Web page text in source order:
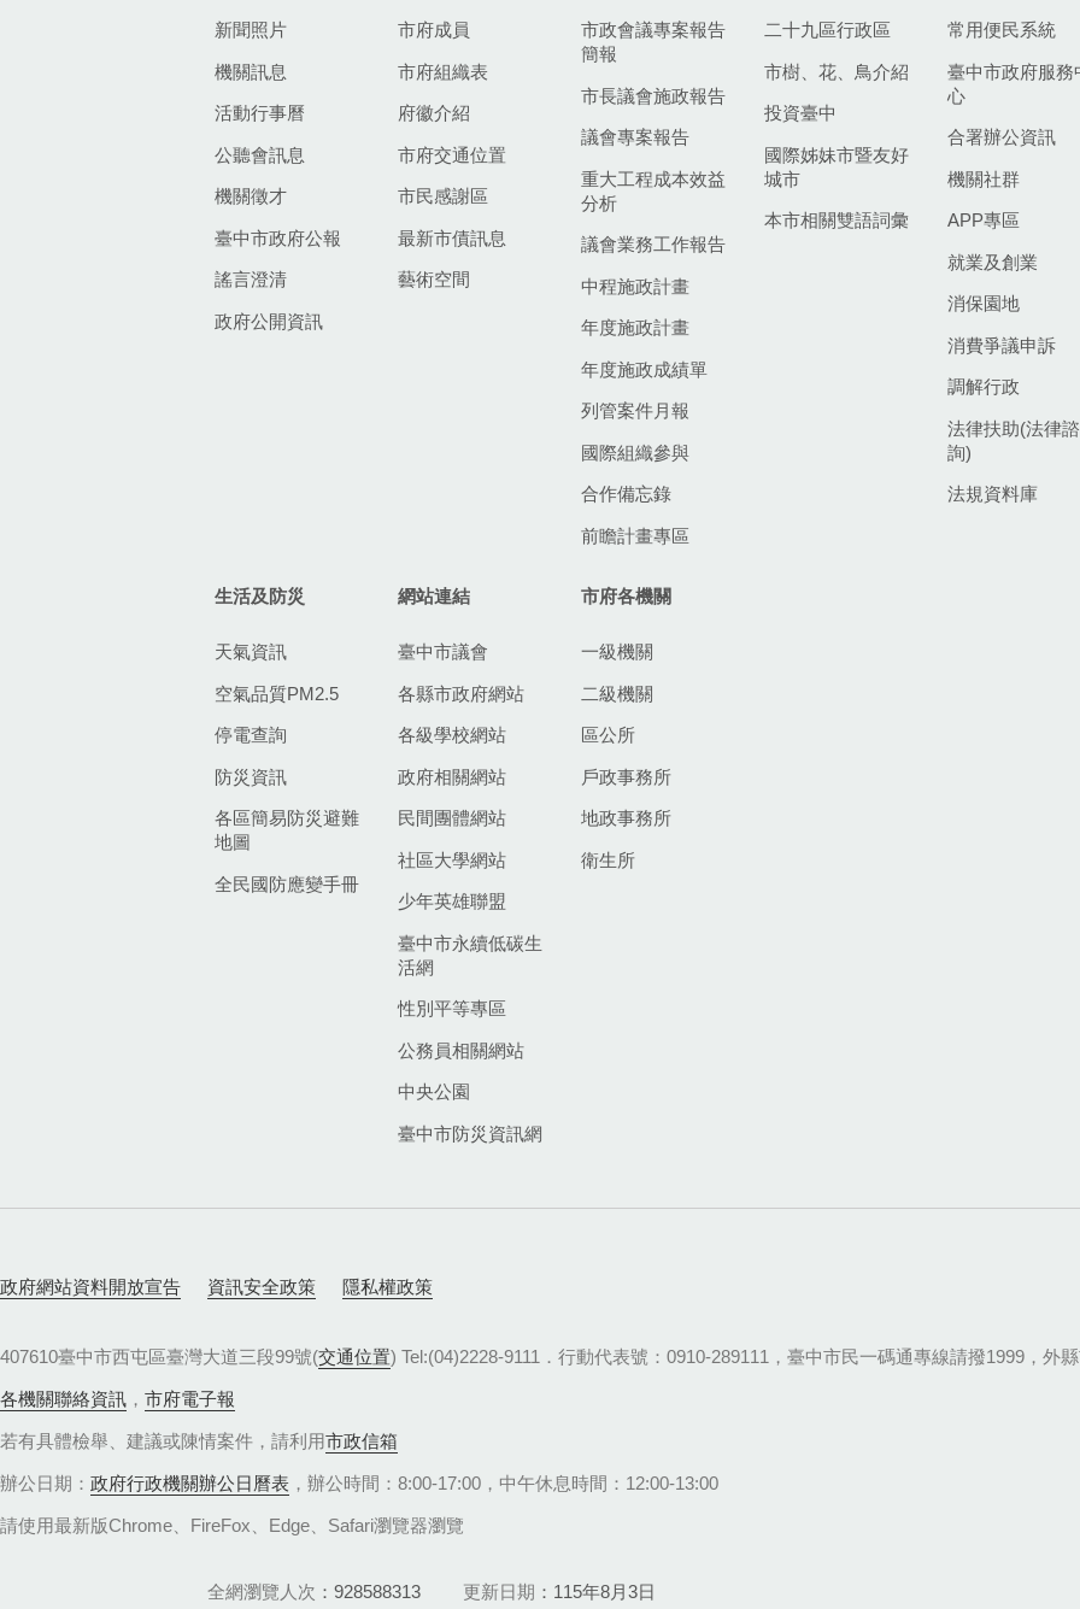
新聞照片
機關訊息
活動行事曆
公聽會訊息
機關徵才
臺中市政府公報
謠言澄清
政府公開資訊
市府成員
市府組織表
府徽介紹
市府交通位置
市民感謝區
最新市債訊息
藝術空間
市政會議專案報告
簡報
市長議會施政報告
議會專案報告
重大工程成本效益
分析
議會業務工作報告
中程施政計畫
年度施政計畫
年度施政成績單
列管案件月報
國際組織參與
合作備忘錄
前瞻計畫專區
二十九區行政區
市樹、花、鳥介紹
投資臺中
國際姊妹市暨友好
城市
本市相關雙語詞彙
常用便民系統
臺中市政府服務
心
合署辦公資訊
機關社群
APP專區
就業及創業
消保園地
消費爭議申訴
調解行政
法律扶助(法律諮
詢)
法規資料庫
生活及防災
天氣資訊
空氣品質PM2.5
停電查詢
防災資訊
各區簡易防災避難
地圖
全民國防應變手冊
網站連結
臺中市議會
各縣市政府網站
各級學校網站
政府相關網站
民間團體網站
社區大學網站
少年英雄聯盟
臺中市永續低碳生
活網
性別平等專區
公務員相關網站
中央公園
臺中市防災資訊網
市府各機關
一級機關
二級機關
區公所
戶政事務所
地政事務所
衛生所
政府網站資料開放宣告 資訊安全政策 隱私權政策
407610臺中市西屯區臺灣大道三段99號(交通位置) Tel:(04)2228-9111．行動代表號：0910-289111，臺中市民一碼通專線請撥1999，外
各機關聯絡資訊 ， 市府電子報
若有具體檢舉、建議或陳情案件，請利用市政信箱
辦公日期： 政府行政機關辦公日曆表 ，辦公時間：8:00-17:00，中午休息時間：12:00-13:00
請使用最新版Chrome、FireFox、Edge、Safari瀏覽器瀏覽
全網瀏覽人次 928588313 更新日期 115年8月3日